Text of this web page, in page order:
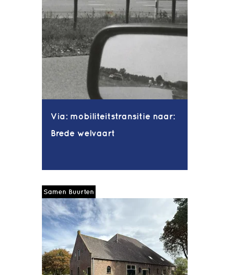
Via: mobiliteitstransitie naar:
Brede welvaart
Samen Buurten